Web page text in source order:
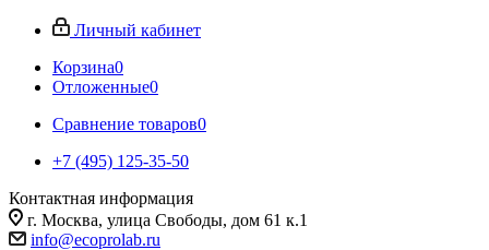
Личный кабинет
Корзина0
Отложенные0
Сравнение товаров0
+7 (495) 125-35-50
Контактная информация
г. Москва, улица Свободы, дом 61 к.1
info@ecoprolab.ru